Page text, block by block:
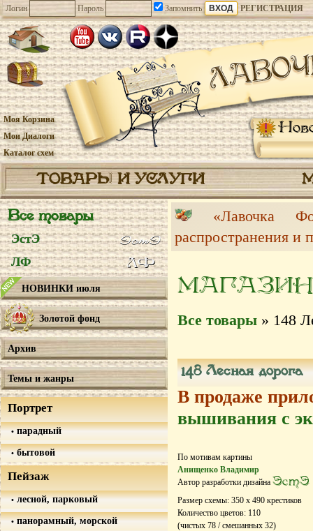
Логин Пароль Запомнить РЕГИСТРАЦИЯ
Моя Корзина
Мои Диалоги
Каталог схем
ТОВАРЫ И УСЛУГИ
Все товары
ЭстЭ
ЛФ
НОВИНКИ июля
Золотой фонд
Архив
Темы и жанры
Портрет
парадный
бытовой
Пейзаж
лесной, парковый
панорамный, морской
«Лавочка
распространения и
МАГАЗИН
Все товары » 148
148 Лесная дорога
В продаже
вышивания с
По мотивам картины
Анищенко Владимир
Автор разработки дизайна ЭстЭ
Размер схемы: 350 х 490 крестиков
Количество цветов: 110
(чистых 78 / смешанных 32)